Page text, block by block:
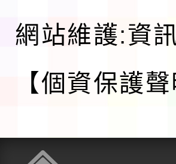
網站維護:資
【個資保護聲